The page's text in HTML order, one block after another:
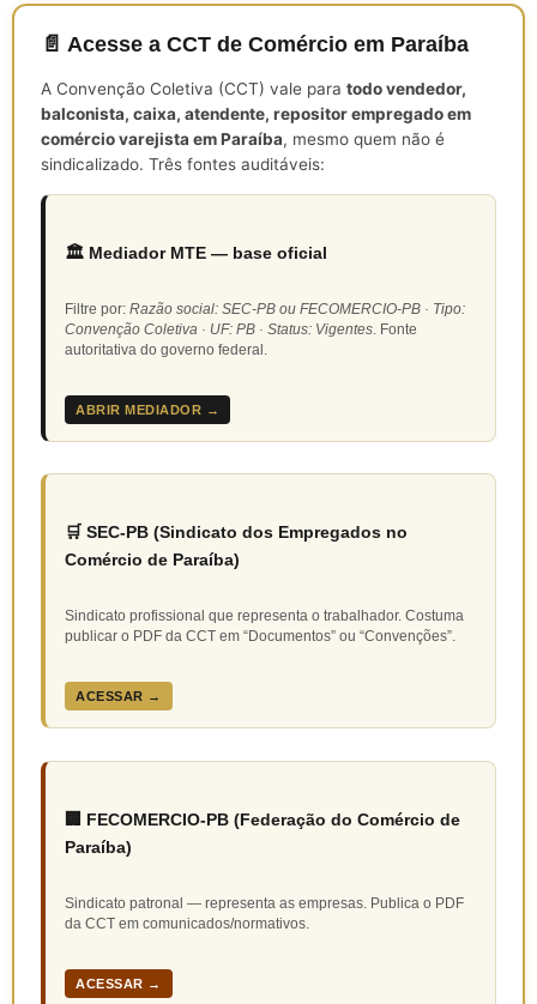
📄 Acesse a CCT de Comércio em Paraíba
A Convenção Coletiva (CCT) vale para todo vendedor,
balconista, caixa, atendente, repositor empregado em
comércio varejista em Paraíba, mesmo quem não é
sindicalizado. Três fontes auditáveis:
🏛️ Mediador MTE — base oficial
Filtre por: Razão social: SEC-PB ou FECOMERCIO-PB · Tipo:
Convenção Coletiva · UF: PB · Status: Vigentes. Fonte
autoritativa do governo federal.
ABRIR MEDIADOR →
🛒 SEC-PB (Sindicato dos Empregados no
Comércio de Paraíba)
Sindicato profissional que representa o trabalhador. Costuma
publicar o PDF da CCT em “Documentos” ou “Convenções”.
ACESSAR →
🏢 FECOMERCIO-PB (Federação do Comércio de
Paraíba)
Sindicato patronal — representa as empresas. Publica o PDF
da CCT em comunicados/normativos.
ACESSAR →